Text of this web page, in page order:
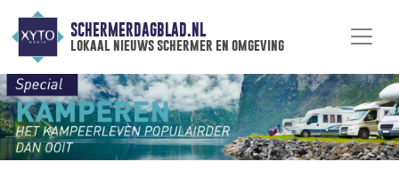
SCHERMERDAGBLAD.NL
lokaal nieuws schermer en omgeving